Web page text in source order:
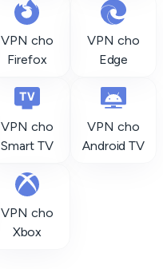
VPN cho
Firefox
VPN cho
Edge
VPN cho
Smart TV
VPN cho
Android TV
VPN cho
Xbox